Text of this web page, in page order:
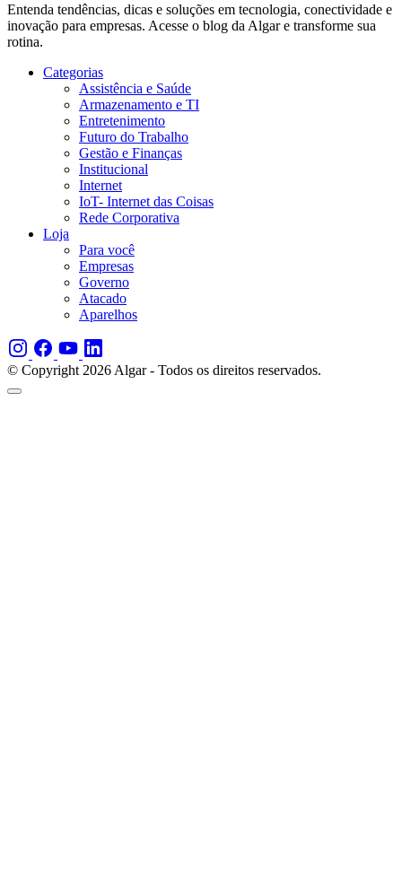
Entenda tendências, dicas e soluções em tecnologia, conectividade e
inovação para empresas. Acesse o blog da Algar e transforme sua
rotina.
Categorias
Assistência e Saúde
Armazenamento e TI
Entretenimento
Futuro do Trabalho
Gestão e Finanças
Institucional
Internet
IoT- Internet das Coisas
Rede Corporativa
Loja
Para você
Empresas
Governo
Atacado
Aparelhos
© Copyright 2026 Algar - Todos os direitos reservados.